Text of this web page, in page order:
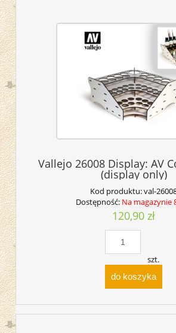
Vallejo 26008 Display: AV
(display only)
Kod produktu:val-
Dostępność: Na magazynie
120,90 zł
szt.
do koszyka